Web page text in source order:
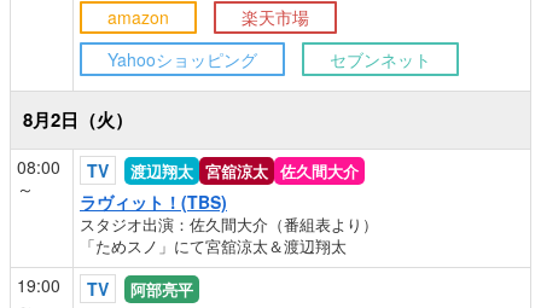
amazon
楽天市場
Yahooショッピング
セブンネット
8月2日（火）
08:00
～
TV 渡辺翔太 宮舘涼太 佐久間大介
ラヴィット！(TBS)
スタジオ出演：佐久間大介（番組表より）
「ためスノ」にて宮舘涼太＆渡辺翔太
19:00
TV 阿部亮平